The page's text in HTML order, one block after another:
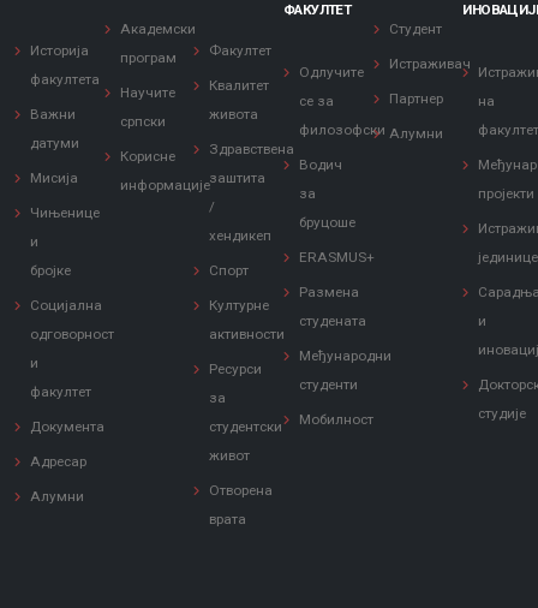
Историја
факултета
Важни
датуми
Мисија
Чињенице
и
бројке
Социјална
одговорност
и
факултет
Документа
Адресар
Алумни
Академски
програм
Научите
српски
Корисне
информације
Факултет
Квалитет
живота
Здравствена
заштита
/
хендикеп
Спорт
Културне
активности
Ресурси
за
студентски
живот
Отворена
врата
ФАКУЛТЕТ
Одлучите
се за
филозофски
Водич
за
бруцоше
ERASMUS+
Размена
студената
Међународни
студенти
Мобилност
Студент
Истраживач
Партнер
Алумни
на
пројекти
јединице
и
студије